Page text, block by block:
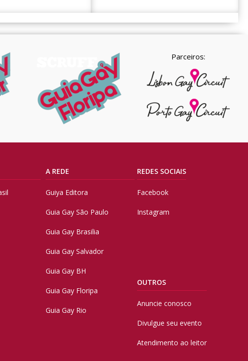
Parceiros:
A REDE
Guiya Editora
Guia Gay São Paulo
Guia Gay Brasilia
Guia Gay Salvador
Guia Gay BH
Guia Gay Floripa
Guia Gay Rio
REDES SOCIAIS
Facebook
Instagram
OUTROS
Anuncie conosco
Divulgue seu evento
Atendimento ao leitor